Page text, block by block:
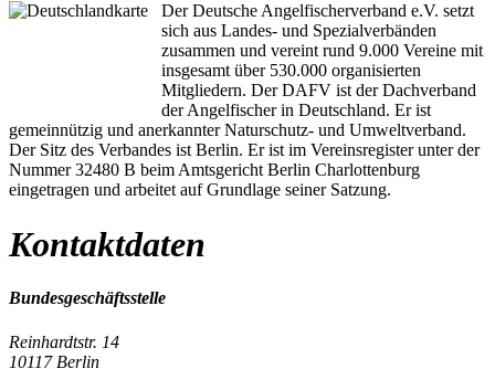
Der Deutsche Angelfischerverband e.V. setzt
sich aus Landes- und Spezialverbänden
zusammen und vereint rund 9.000 Vereine mit
insgesamt über 530.000 organisierten
Mitgliedern. Der DAFV ist der Dachverband
der Angelfischer in Deutschland. Er ist
gemeinnützig und anerkannter Naturschutz- und Umweltverband.
Der Sitz des Verbandes ist Berlin. Er ist im Vereinsregister unter der
Nummer 32480 B beim Amtsgericht Berlin Charlottenburg
eingetragen und arbeitet auf Grundlage seiner Satzung.
Kontaktdaten
Bundesgeschäftsstelle
Reinhardtstr. 14
10117 Berlin